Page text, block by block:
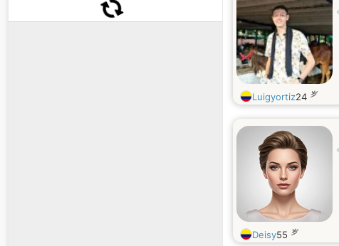
Luigyortiz24 岁
Deisy55 岁